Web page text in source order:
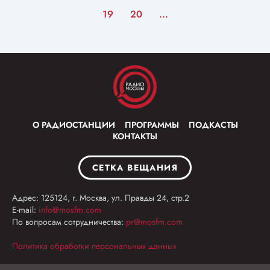
19 20 ...
О РАДИОСТАНЦИИ ПРОГРАММЫ
ПОДКАСТЫ
КОНТАКТЫ
СЕТКА ВЕЩАНИЯ
Адрес: 125124, г. Москва, ул. Правды 24, стр.2
E-mail: info@mosfm.com
По вопросам сотрудничества: pr@mosfm.com
Политика обработки персональных данных